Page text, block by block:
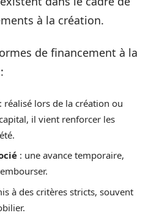
à la création.
de financement à la
: réalisé lors de la création ou
il vient renforcer les
: une avance temporaire,
à des critères stricts, souvent